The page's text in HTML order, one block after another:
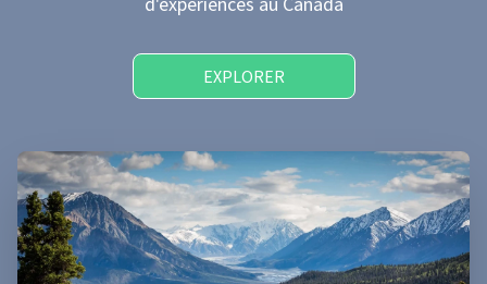
EXPLORER